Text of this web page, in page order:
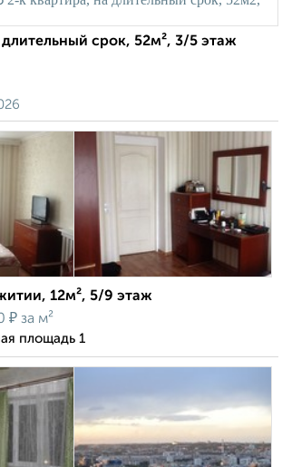
срок, 52м², 3/5 этаж
12м², 5/9 этаж
₽ за м²
площадь 1